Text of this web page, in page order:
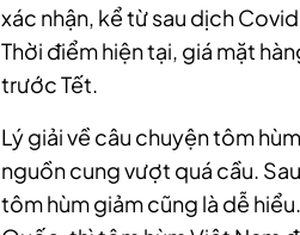
xác nhận, kể từ sau dịch
Thời điểm hiện tại, giá mặt
trước Tết.
Lý giải về câu chuyện tôm
nguồn cung vượt quá cầu.
tôm hùm giảm cũng là dễ hiểu.